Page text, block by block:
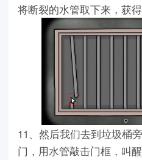
将断裂的水管取下来，获
11、然后我们去到垃圾桶
门，用水管敲击门框，叫